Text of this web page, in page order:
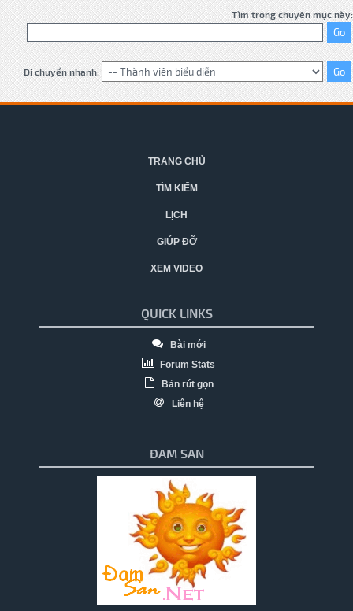
Tìm trong chuyên mục này:
Di chuyển nhanh:
TRANG CHỦ
TÌM KIẾM
LỊCH
GIÚP ĐỠ
XEM VIDEO
QUICK LINKS
Bài mới
Forum Stats
Bản rút gọn
Liên hệ
ĐAM SAN